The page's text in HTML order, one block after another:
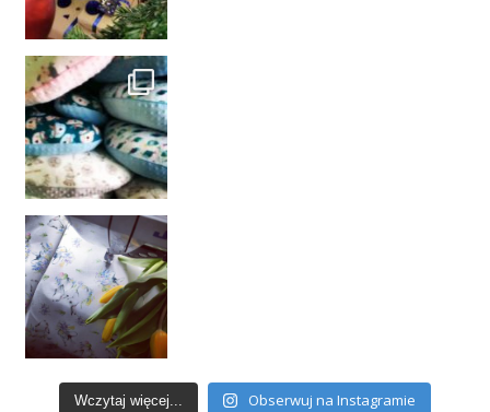
Wczytaj więcej... Obserwuj na Instagramie